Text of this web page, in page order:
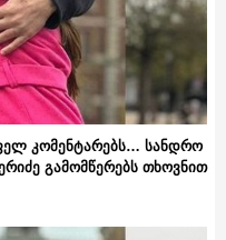
კომენტარებს… სანდრო
გამომწერებს თხოვნით